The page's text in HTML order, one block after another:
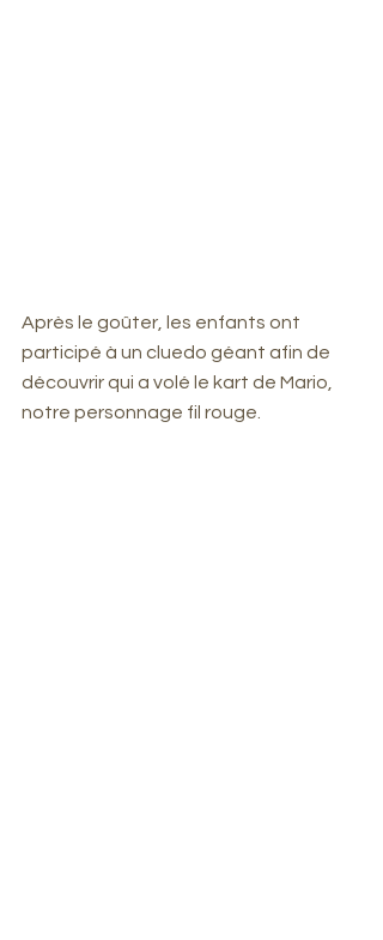
Après le goûter, les enfants ont
participé à un cluedo géant afin de
découvrir qui a volé le kart de Mario,
notre personnage fil rouge.